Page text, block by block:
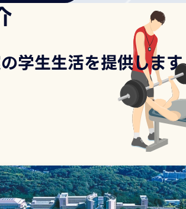
学生生活を提供します